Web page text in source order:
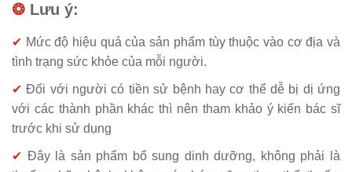
❂ Lưu ý:
✔ Mức độ hiệu quả của sản phẩm tùy thuộc vào cơ địa và
tình trạng sức khỏe của mỗi người.
✔Đối với người có tiền sử bệnh hay cơ thể dễ bị dị ứng
với các thành phần khác thì nên tham khảo ý kiến bác sĩ
trước khi sử dụng
✔ Đây là sản phẩm bổ sung dinh dưỡng, không phải là